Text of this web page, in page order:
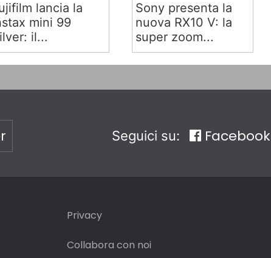
lancia la
mini 99
il...
Sony presenta la
nuova RX10 V: la
super zoom...
Seguici su: Facebook
Privacy
Collabora con noi